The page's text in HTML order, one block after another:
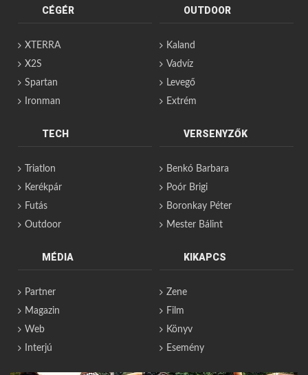
CÉGÉR
XTERRA
X2S
Spartan
Ironman
OUTDOOR
Kaland
Vadvíz
Levegő
Extrém
TECH
Triatlon
Kerékpár
Futás
Outdoor
VERSENYZŐK
Benkó Barbara
Poór Brigi
Boronkay Péter
Mester Bálint
MÉDIA
Partner
Magazin
Web
Interjú
KIKAPCS
Zene
Film
Könyv
Esemény